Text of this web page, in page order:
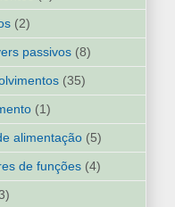
(2)
passivos (8)
(35)
(1)
alimentação (5)
de funções (4)